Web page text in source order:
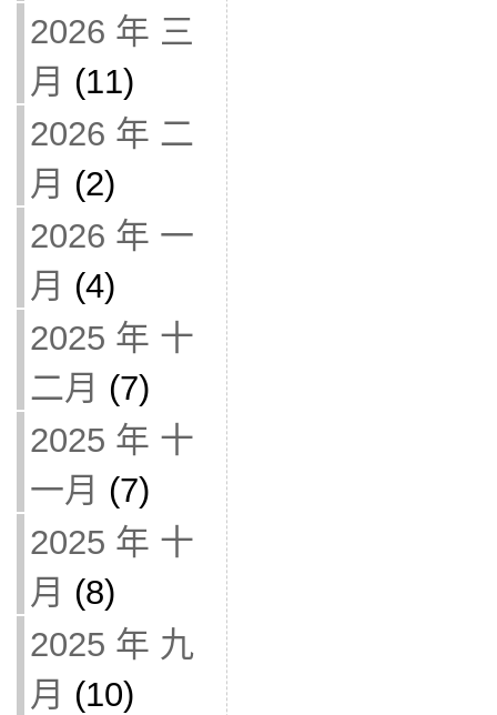
2026 年 三
月 (11)
2026 年 二
月 (2)
2026 年 一
月 (4)
2025 年 十
二月 (7)
2025 年 十
一月 (7)
2025 年 十
月 (8)
2025 年 九
月 (10)